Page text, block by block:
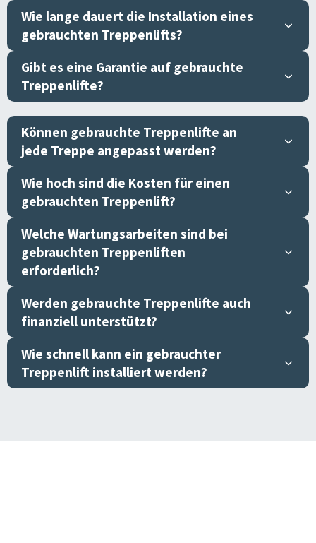
Wie lange dauert die Installation eines
gebrauchten Treppenlifts?
Gibt es eine Garantie auf gebrauchte
Treppenlifte?
Können gebrauchte Treppenlifte an
jede Treppe angepasst werden?
Wie hoch sind die Kosten für einen
gebrauchten Treppenlift?
Welche Wartungsarbeiten sind bei
gebrauchten Treppenliften
erforderlich?
Werden gebrauchte Treppenlifte auch
finanziell unterstützt?
Wie schnell kann ein gebrauchter
Treppenlift installiert werden?